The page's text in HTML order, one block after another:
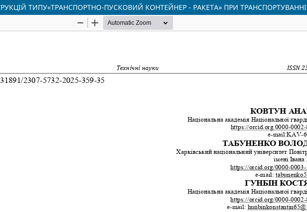
ТИПУ«ТРАНСПОРТНО-ПУСКОВИЙ КОНТЕЙНЕР - РАКЕТА» ПРИ ТРАНСПОРТУВАННІ